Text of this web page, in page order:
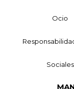
Ocio
Sociales